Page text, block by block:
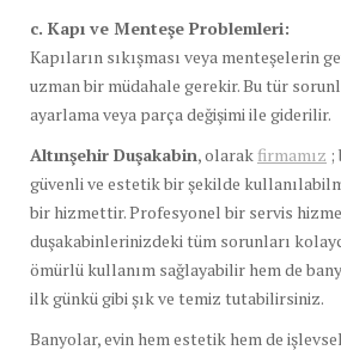
c. Kapı ve Menteşe Problemleri:
Kapıların sıkışması veya menteşelerin
uzman bir müdahale gerekir. Bu tür
ayarlama veya parça değişimi ile giderilir.
Altınşehir Duşakabin, olarak firmamız ;
güvenli ve estetik bir şekilde
bir hizmettir. Profesyonel bir servis
duşakabinlerinizdeki tüm sorunları
ömürlü kullanım sağlayabilir hem de
ilk günkü gibi şık ve temiz tutabilirsiniz.
Banyolar, evin hem estetik hem de